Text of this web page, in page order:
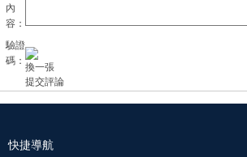
內
容：
驗證
碼：
換一張
快捷導航